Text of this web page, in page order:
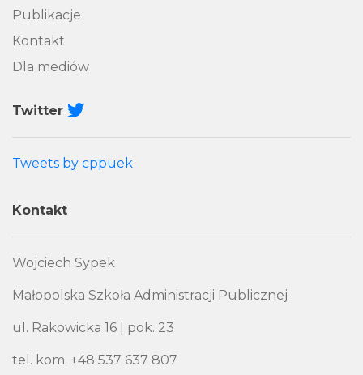
Publikacje
Kontakt
Dla mediów
Twitter
Tweets by cppuek
Kontakt
Wojciech Sypek
Małopolska Szkoła Administracji Publicznej
ul. Rakowicka 16 | pok. 23
tel. kom. +48 537 637 807